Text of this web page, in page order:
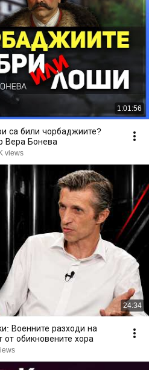
1:01:56
са били чорбаджиите?
Вера Бонева
views
24:34
Военните разходи на
обикновените хора